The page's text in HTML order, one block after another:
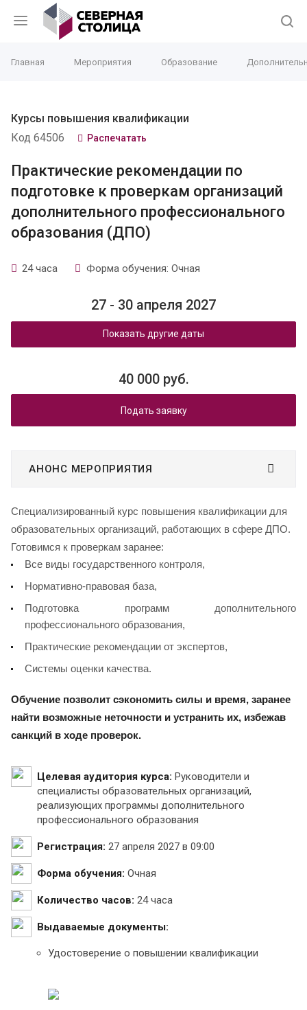
Главная Мероприятия Образование
Курсы повышения квалификации
Код 64506
Распечатать
Практические рекомендации по
подготовке к проверкам организаций
дополнительного профессионального
образования (ДПО)
24 часа Форма обучения: Очная
27 - 30 апреля 2027
Показать другие даты
40 000 руб.
Подать заявку
АНОНС МЕРОПРИЯТИЯ
Специализированный курс повышения квалификации для
образовательных организаций, работающих в сфере ДПО.
Готовимся к проверкам заранее:
Все виды государственного контроля,
Нормативно-правовая база,
Подготовка программ дополнительного
профессионального образования,
Практические рекомендации от экспертов,
Системы оценки качества.
Обучение позволит сэкономить силы и время, заранее
найти возможные неточности и устранить их, избежав
санкций в ходе проверок.
Целевая аудитория курса: Руководители и
специалисты образовательных организаций,
реализующих программы дополнительного
профессионального образования
Регистрация: 27 апреля 2027 в 09:00
Форма обучения: Очная
Количество часов: 24 часа
Выдаваемые документы:
Удостоверение о повышении квалификации